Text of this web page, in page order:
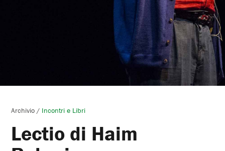
Archivio / Incontri e Libri
Lectio di Haim